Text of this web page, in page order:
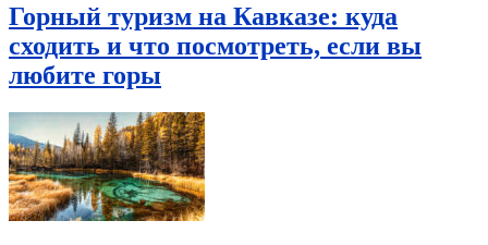
Горный туризм на Кавказе: куда
сходить и что посмотреть, если вы
любите горы